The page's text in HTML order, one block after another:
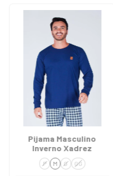
Pijama Masculino
Inverno Xadrez
P M G GG